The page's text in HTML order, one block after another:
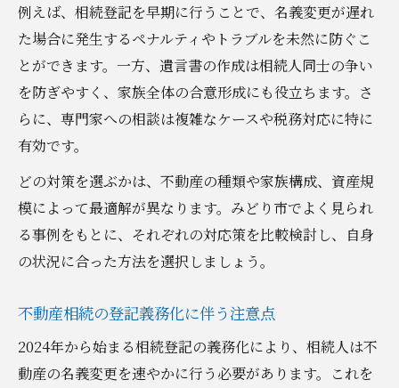
例えば、相続登記を早期に行うことで、名義変更が遅れ
た場合に発生するペナルティやトラブルを未然に防ぐこ
とができます。一方、遺言書の作成は相続人同士の争い
を防ぎやすく、家族全体の合意形成にも役立ちます。さ
らに、専門家への相談は複雑なケースや税務対応に特に
有効です。
どの対策を選ぶかは、不動産の種類や家族構成、資産規
模によって最適解が異なります。みどり市でよく見られ
る事例をもとに、それぞれの対応策を比較検討し、自身
の状況に合った方法を選択しましょう。
不動産相続の登記義務化に伴う注意点
2024年から始まる相続登記の義務化により、相続人は不
動産の名義変更を速やかに行う必要があります。これを